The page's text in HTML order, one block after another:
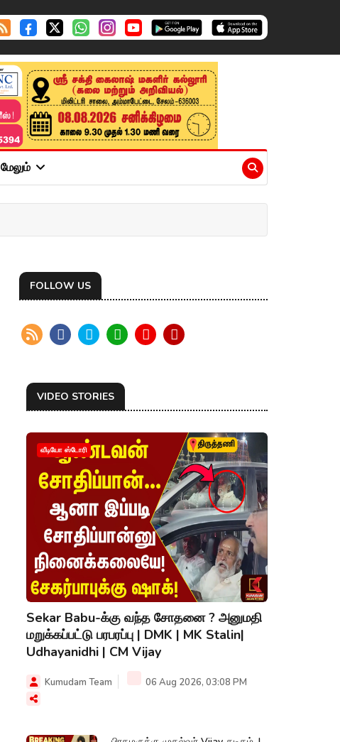
மேலும்
FOLLOW US
VIDEO STORIES
வீடியோ ஸ்டோரி
Sekar Babu-க்கு வந்த சோதனை ? அனுமதி
மறுக்கப்பட்டு பரபரப்பு | DMK | MK Stalin|
Udhayanidhi | CM Vijay
Kumudam Team 06 Aug 2026, 03:08 PM